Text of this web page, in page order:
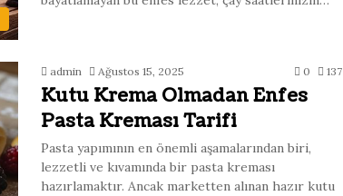
admin Ağustos 15, 2025 0 137
Kutu Krema Olmadan Enfes
Pasta Kreması Tarifi
Pasta yapımının en önemli aşamalarından biri,
lezzetli ve kıvamında bir pasta kreması
hazırlamaktır. Ancak marketten alınan hazır kutu